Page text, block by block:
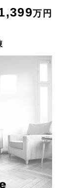
万円